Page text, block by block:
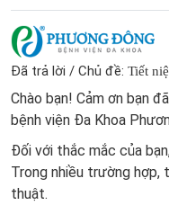
Đã trả lời / Chủ đề: Tiết
Chào bạn! Cảm ơn bạn
bệnh viện Đa Khoa
Đối với thắc mắc của
Trong nhiều trường hợp,
thuật.